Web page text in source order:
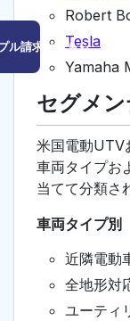
ル請求はこちら
Robert
Tesla
Yamaha
セグメ
米国電動UTV
車両タイプお
当てて分類さ
車両タイプ別
近隣電動
全地形対
ユーティ